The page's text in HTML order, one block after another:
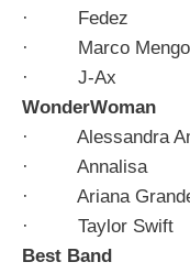
· Fedez
· Marco
· J-Ax
WonderWoman
· Alessandra
· Annalisa
· Ariana
· Taylor Swift
Best Band